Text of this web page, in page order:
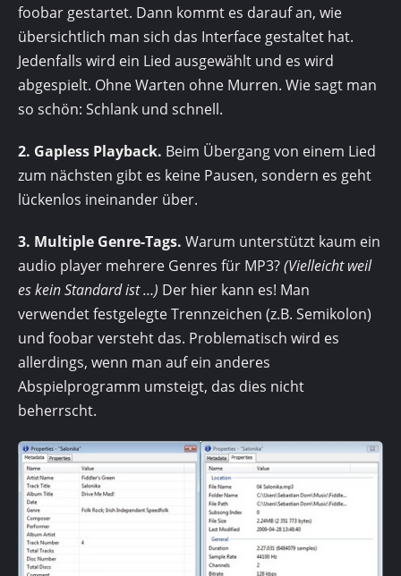
foobar gestartet. Dann kommt es darauf an, wie
übersichtlich man sich das Interface gestaltet hat.
Jedenfalls wird ein Lied ausgewählt und es wird
abgespielt. Ohne Warten ohne Murren. Wie sagt man
so schön: Schlank und schnell.
2. Gapless Playback. Beim Übergang von einem Lied
zum nächsten gibt es keine Pausen, sondern es geht
lückenlos ineinander über.
3. Multiple Genre-Tags. Warum unterstützt kaum ein
audio player mehrere Genres für MP3?(Vielleicht weil
es kein Standard ist …) Der hier kann es! Man
verwendet festgelegte Trennzeichen (z.B. Semikolon)
und foobar versteht das. Problematisch wird es
allerdings, wenn man auf ein anderes
Abspielprogramm umsteigt, das dies nicht
beherrscht.